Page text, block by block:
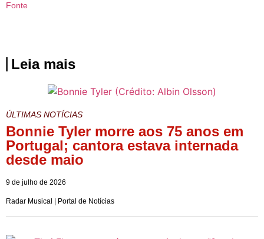
Fonte
Leia mais
ÚLTIMAS NOTÍCIAS
Bonnie Tyler morre aos 75 anos em
Portugal; cantora estava internada
desde maio
9 de julho de 2026
Radar Musical | Portal de Notícias